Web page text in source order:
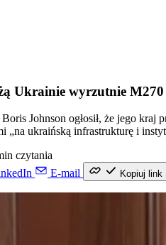
Ukrainie wyrzutnie
Johnson ogłosił, że jego
„na ukraińską infrastrukturę i
czytania
E-mail Kopiuj link